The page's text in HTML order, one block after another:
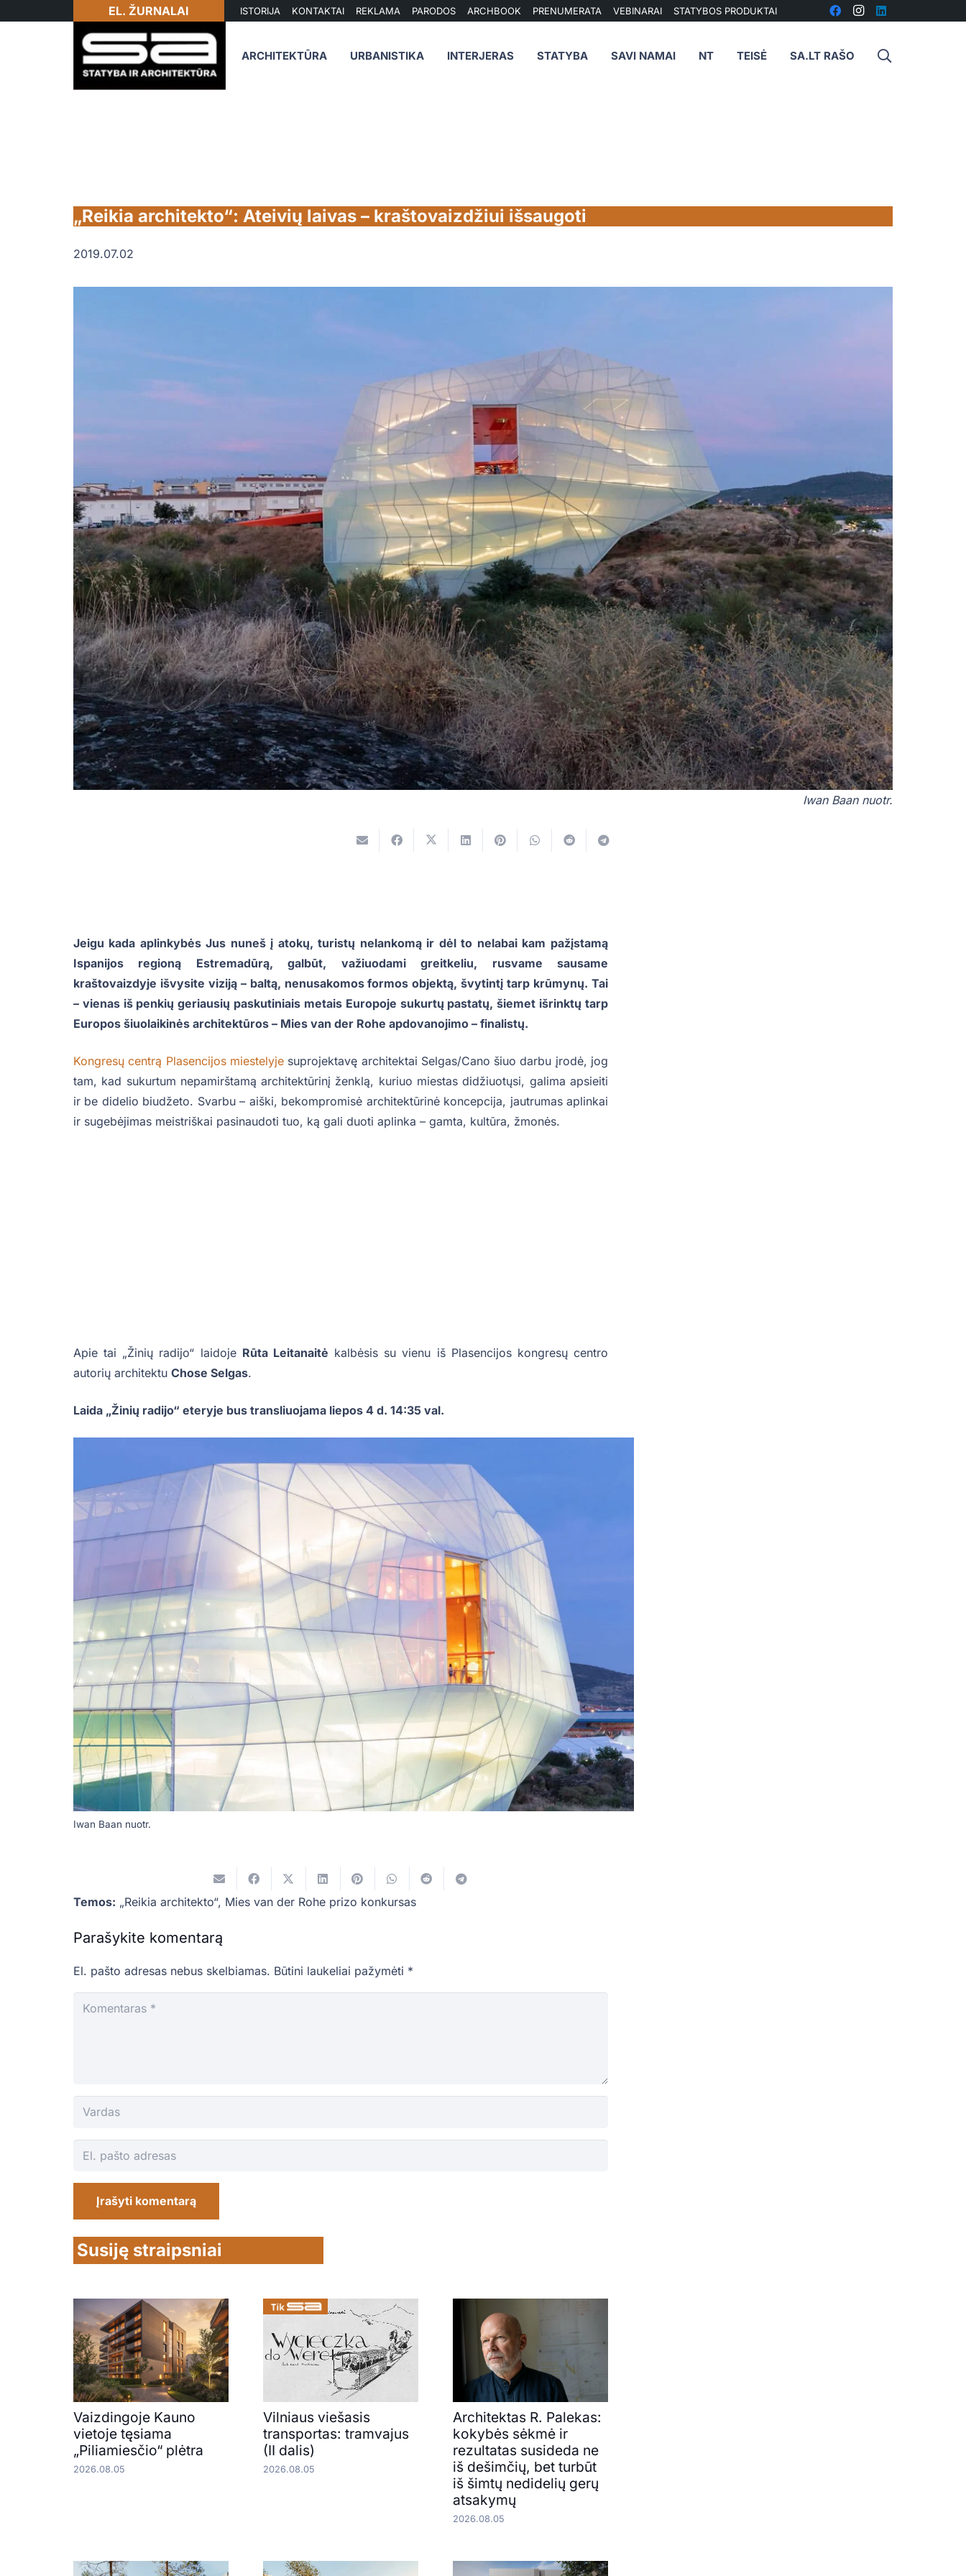
EL. ŽURNALAI ISTORIJA KONTAKTAI REKLAMA PARODOS ARCHBOOK PRENUMERATA VEBINARAI STATYBOS PRODUKTAI
ARCHITEKTŪRA URBANISTIKA INTERJERAS STATYBA SAVI NAMAI NT TEISĖ SA.LT RAŠO
„Reikia architekto“: Ateivių laivas – kraštovaizdžiui išsaugoti
2019.07.02
Iwan Baan nuotr.
Jeigu kada aplinkybės Jus nuneš į atokų, turistų nelankomą ir dėl to nelabai kam pažįstamą
Ispanijos regioną Estremadūrą, galbūt, važiuodami greitkeliu, rusvame sausame
kraštovaizdyje išvysite viziją – baltą, nenusakomos formos objektą, švytintį tarp krūmynų. Tai
– vienas iš penkių geriausių paskutiniais metais Europoje sukurtų pastatų, šiemet išrinktų tarp
Europos šiuolaikinės architektūros – Mies van der Rohe apdovanojimo – finalistų.
Kongresų centrą Plasencijos miestelyjesuprojektavę architektai Selgas/Cano šiuo darbu įrodė, jog
tam, kad sukurtum nepamirštamą architektūrinį ženklą, kuriuo miestas didžiuotųsi, galima apsieiti
ir be didelio biudžeto. Svarbu – aiški, bekompromisė architektūrinė koncepcija, jautrumas aplinkai
ir sugebėjimas meistriškai pasinaudoti tuo, ką gali duoti aplinka – gamta, kultūra, žmonės.
Apie tai „Žinių radijo“ laidoje Rūta Leitanaitė kalbėsis su vienu iš Plasencijos kongresų centro
autorių architektu Chose Selgas.
Laida „Žinių radijo“ eteryje bus transliuojama liepos 4 d. 14:35 val.
Iwan Baan nuotr.
Temos: „Reikia architekto“, Mies van der Rohe prizo konkursas
Parašykite komentarą
El. pašto adresas nebus skelbiamas. Būtini laukeliai pažymėti *
Įrašyti komentarą
Susiję straipsniai
Vaizdingoje Kauno
vietoje tęsiama
„Piliamiesčio“ plėtra
2026.08.05
Vilniaus viešasis
transportas: tramvajus
(II dalis)
2026.08.05
Architektas R. Palekas:
kokybės sėkmė ir
rezultatas susideda ne
iš dešimčių, bet turbūt
iš šimtų nedidelių gerų
atsakymų
2026.08.05